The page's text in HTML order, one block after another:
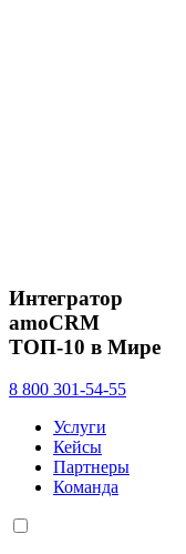
Интегратор
amoCRM
ТОП-10 в Мире
8 800 301-54-55
Услуги
Кейсы
Партнеры
Команда